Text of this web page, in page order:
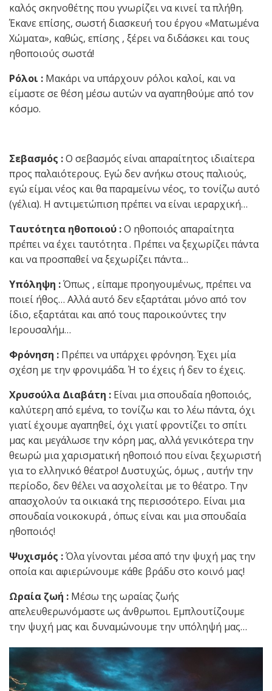
καλός σκηνοθέτης που γνωρίζει να κινεί τα πλήθη.
Έκανε επίσης, σωστή διασκευή του έργου «Ματωμένα
Χώματα», καθώς, επίσης , ξέρει να διδάσκει και τους
ηθοποιούς σωστά!
Ρόλοι : Μακάρι να υπάρχουν ρόλοι καλοί, και να
είμαστε σε θέση μέσω αυτών να αγαπηθούμε από τον
κόσμο.
Σεβασμός :Ο σεβασμός είναι απαραίτητος ιδιαίτερα
προς παλαιότερους. Εγώ δεν ανήκω στους παλιούς,
εγώ είμαι νέος και θα παραμείνω νέος, το τονίζω αυτό
(γέλια). Η αντιμετώπιση πρέπει να είναι ιεραρχική…
Ταυτότητα ηθοποιού :Ο ηθοποιός απαραίτητα
πρέπει να έχει ταυτότητα . Πρέπει να ξεχωρίζει πάντα
και να προσπαθεί να ξεχωρίζει πάντα…
Υπόληψη :Όπως , είπαμε προηγουμένως, πρέπει να
ποιεί ήθος… Αλλά αυτό δεν εξαρτάται μόνο από τον
ίδιο, εξαρτάται και από τους παροικούντες την
Ιερουσαλήμ…
Φρόνηση : Πρέπει να υπάρχει φρόνηση. Έχει μία
σχέση με την φρονιμάδα. Ή το έχεις ή δεν το έχεις.
Χρυσούλα Διαβάτη : Είναι μια σπουδαία ηθοποιός,
καλύτερη από εμένα, το τονίζω και το λέω πάντα, όχι
γιατί έχουμε αγαπηθεί, όχι γιατί φροντίζει το σπίτι
μας και μεγάλωσε την κόρη μας, αλλά γενικότερα την
θεωρώ μια χαρισματική ηθοποιό που είναι ξεχωριστή
για το ελληνικό θέατρο! Δυστυχώς, όμως , αυτήν την
περίοδο, δεν θέλει να ασχολείται με το θέατρο. Την
απασχολούν τα οικιακά της περισσότερο. Είναι μια
σπουδαία νοικοκυρά , όπως είναι και μια σπουδαία
ηθοποιός!
Ψυχισμός :Όλα γίνονται μέσα από την ψυχή μας την
οποία και αφιερώνουμε κάθε βράδυ στο κοινό μας!
Ωραία ζωή : Μέσω της ωραίας ζωής
απελευθερωνόμαστε ως άνθρωποι. Εμπλουτίζουμε
την ψυχή μας και δυναμώνουμε την υπόληψή μας…